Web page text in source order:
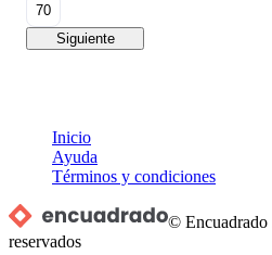
70
Siguiente
Inicio
Ayuda
Términos y condiciones
© Encuadrado
reservados